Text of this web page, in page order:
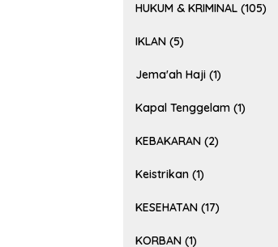
HUKUM & KRIMINAL (105)
IKLAN (5)
Jema'ah Haji (1)
Kapal Tenggelam (1)
KEBAKARAN (2)
Keistrikan (1)
KESEHATAN (17)
KORBAN (1)